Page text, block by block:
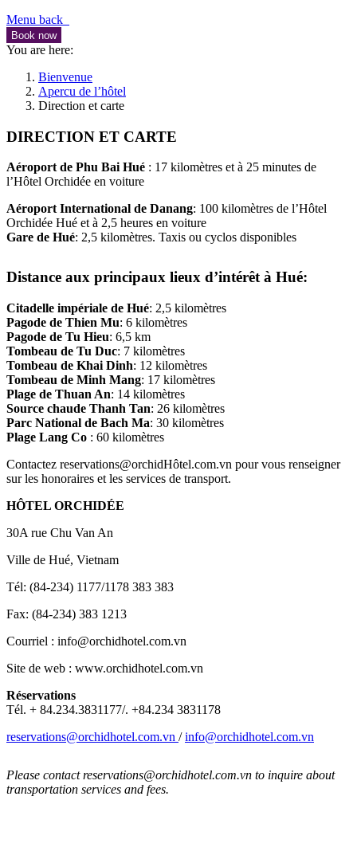
Menu back
Book now
You are here:
Bienvenue
Apercu de l’hôtel
Direction et carte
DIRECTION ET CARTE
Aéroport de Phu Bai Hué : 17 kilomètres et à 25 minutes de
l’Hôtel Orchidée en voiture
Aéroport International de Danang: 100 kilomètres de l’Hôtel
Orchidée Hué et à 2,5 heures en voiture
Gare de Hué: 2,5 kilomètres. Taxis ou cyclos disponibles
Distance aux principaux lieux d’intérêt à Hué:
Citadelle impériale de Hué: 2,5 kilomètres
Pagode de Thien Mu: 6 kilomètres
Pagode de Tu Hieu: 6,5 km
Tombeau de Tu Duc: 7 kilomètres
Tombeau de Khai Dinh: 12 kilomètres
Tombeau de Minh Mang: 17 kilomètres
Plage de Thuan An: 14 kilomètres
Source chaude Thanh Tan: 26 kilomètres
Parc National de Bach Ma: 30 kilomètres
Plage Lang Co : 60 kilomètres
Contactez reservations@orchidHôtel.com.vn pour vous renseigner
sur les honoraires et les services de transport.
HÔTEL ORCHIDÉE
30A rue Chu Van An
Ville de Hué, Vietnam
Tél: (84-234) 1177/1178 383 383
Fax: (84-234) 383 1213
Courriel : info@orchidhotel.com.vn
Site de web : www.orchidhotel.com.vn
Réservations
Tél. + 84.234.3831177/. +84.234 3831178
reservations@orchidhotel.com.vn /info@orchidhotel.com.vn
Please contact reservations@orchidhotel.com.vn to inquire about
transportation services and fees.